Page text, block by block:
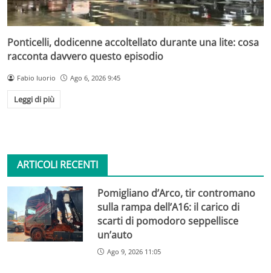
Ponticelli, dodicenne accoltellato durante una lite: cosa
racconta davvero questo episodio
Fabio Iuorio Ago 6, 2026 9:45
Leggi di più
ARTICOLI RECENTI
Pomigliano d’Arco, tir contromano
sulla rampa dell’A16: il carico di
scarti di pomodoro seppellisce
un’auto
Ago 9, 2026 11:05